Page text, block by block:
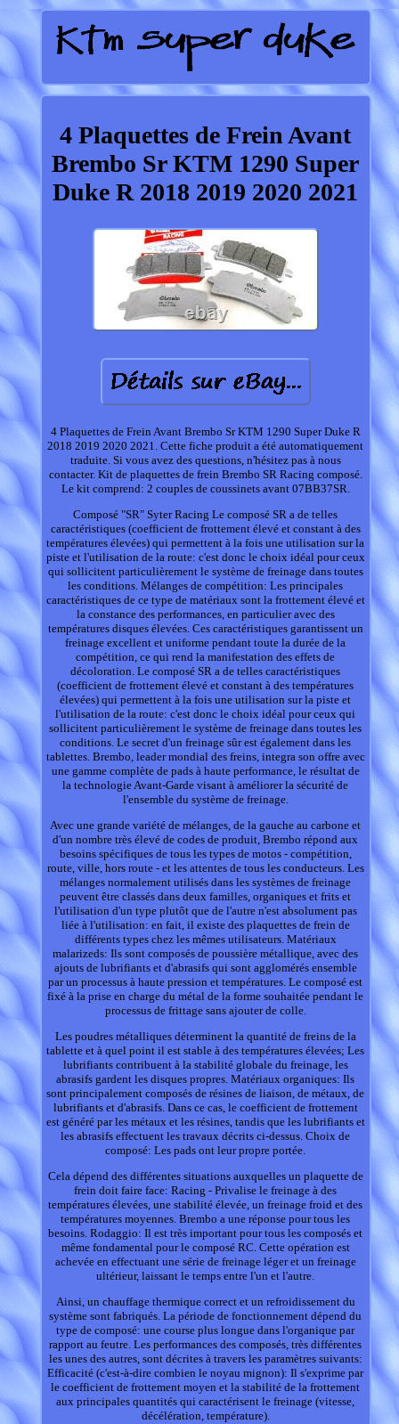
4 Plaquettes de Frein Avant
Brembo Sr KTM 1290 Super
Duke R 2018 2019 2020 2021
4 Plaquettes de Frein Avant Brembo Sr KTM 1290 Super Duke R
2018 2019 2020 2021. Cette fiche produit a été automatiquement
traduite. Si vous avez des questions, n'hésitez pas à nous
contacter. Kit de plaquettes de frein Brembo SR Racing composé.
Le kit comprend: 2 couples de coussinets avant 07BB37SR.
Composé "SR" Syter Racing Le composé SR a de telles
caractéristiques (coefficient de frottement élevé et constant à des
températures élevées) qui permettent à la fois une utilisation sur la
piste et l'utilisation de la route: c'est donc le choix idéal pour ceux
qui sollicitent particulièrement le système de freinage dans toutes
les conditions. Mélanges de compétition: Les principales
caractéristiques de ce type de matériaux sont la frottement élevé et
la constance des performances, en particulier avec des
températures disques élevées. Ces caractéristiques garantissent un
freinage excellent et uniforme pendant toute la durée de la
compétition, ce qui rend la manifestation des effets de
décoloration. Le composé SR a de telles caractéristiques
(coefficient de frottement élevé et constant à des températures
élevées) qui permettent à la fois une utilisation sur la piste et
l'utilisation de la route: c'est donc le choix idéal pour ceux qui
sollicitent particulièrement le système de freinage dans toutes les
conditions. Le secret d'un freinage sûr est également dans les
tablettes. Brembo, leader mondial des freins, integra son offre avec
une gamme complète de pads à haute performance, le résultat de
la technologie Avant-Garde visant à améliorer la sécurité de
l'ensemble du système de freinage.
Avec une grande variété de mélanges, de la gauche au carbone et
d'un nombre très élevé de codes de produit, Brembo répond aux
besoins spécifiques de tous les types de motos - compétition,
route, ville, hors route - et les attentes de tous les conducteurs. Les
mélanges normalement utilisés dans les systèmes de freinage
peuvent être classés dans deux familles, organiques et frits et
l'utilisation d'un type plutôt que de l'autre n'est absolument pas
liée à l'utilisation: en fait, il existe des plaquettes de frein de
différents types chez les mêmes utilisateurs. Matériaux
malarizeds: Ils sont composés de poussière métallique, avec des
ajouts de lubrifiants et d'abrasifs qui sont agglomérés ensemble
par un processus à haute pression et températures. Le composé est
fixé à la prise en charge du métal de la forme souhaitée pendant le
processus de frittage sans ajouter de colle.
Les poudres métalliques déterminent la quantité de freins de la
tablette et à quel point il est stable à des températures élevées; Les
lubrifiants contribuent à la stabilité globale du freinage, les
abrasifs gardent les disques propres. Matériaux organiques: Ils
sont principalement composés de résines de liaison, de métaux, de
lubrifiants et d'abrasifs. Dans ce cas, le coefficient de frottement
est généré par les métaux et les résines, tandis que les lubrifiants et
les abrasifs effectuent les travaux décrits ci-dessus. Choix de
composé: Les pads ont leur propre portée.
Cela dépend des différentes situations auxquelles un plaquette de
frein doit faire face: Racing - Privalise le freinage à des
températures élevées, une stabilité élevée, un freinage froid et des
températures moyennes. Brembo a une réponse pour tous les
besoins. Rodaggio: Il est très important pour tous les composés et
même fondamental pour le composé RC. Cette opération est
achevée en effectuant une série de freinage léger et un freinage
ultérieur, laissant le temps entre l'un et l'autre.
Ainsi, un chauffage thermique correct et un refroidissement du
système sont fabriqués. La période de fonctionnement dépend du
type de composé: une course plus longue dans l'organique par
rapport au feutre. Les performances des composés, très différentes
les unes des autres, sont décrites à travers les paramètres suivants:
Efficacité (c'est-à-dire combien le noyau mignon): Il s'exprime par
le coefficient de frottement moyen et la stabilité de la frottement
aux principales quantités qui caractérisent le freinage (vitesse,
décélération, température).